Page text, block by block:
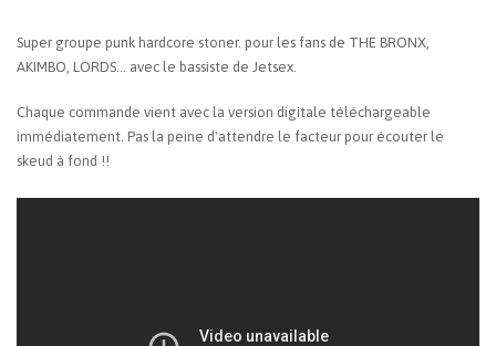
Super groupe punk hardcore stoner. pour les fans de THE BRONX,
AKIMBO, LORDS... avec le bassiste de Jetsex.
Chaque commande vient avec la version digitale téléchargeable
immédiatement. Pas la peine d'attendre le facteur pour écouter le
skeud à fond !!